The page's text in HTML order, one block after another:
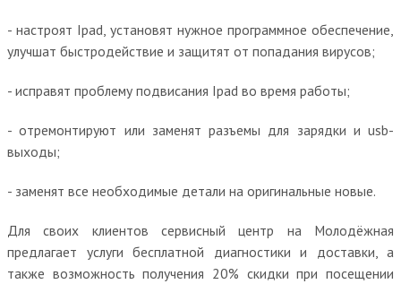
- настроят Ipad, установят нужное программное обеспечение,
улучшат быстродействие и защитят от попадания вирусов;
- исправят проблему подвисания Ipad во время работы;
- отремонтируют или заменят разъемы для зарядки и usb-
выходы;
- заменят все необходимые детали на оригинальные новые.
Для своих клиентов сервисный центр на Молодёжная
предлагает услуги бесплатной диагностики и доставки, а
также возможность получения 20% скидки при посещении